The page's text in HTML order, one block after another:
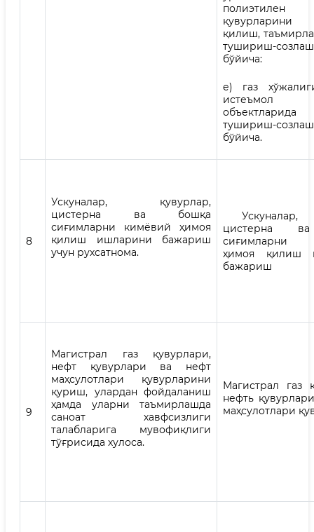
қилиш,
тушириш-
бўйича:
е) газ
истеъмол
тушириш-
бўйича.
8
Ускуналар, қувурлар,
цистерна ва бошқа
сиғимларни кимёвий ҳимоя
қилиш ишларини бажариш
учун рухсатнома.
Ускуналар,
цистерна
сиғимларни
ҳимоя қилиш
бажариш
9
Магистрал газ қувурлари,
нефт қувурлари ва нефт
маҳсулотлари қувурларини
қуриш, улардан фойдаланиш
ҳамда уларни таъмирлашда
саноат хавфсизлиги
талабларига мувофиқлиги
тўғрисида хулоса.
Магистрал газ
нефть
маҳсулотлари